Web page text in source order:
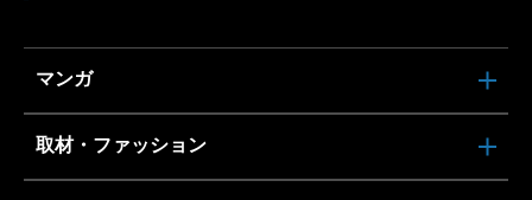
マンガ
取材・ファッション